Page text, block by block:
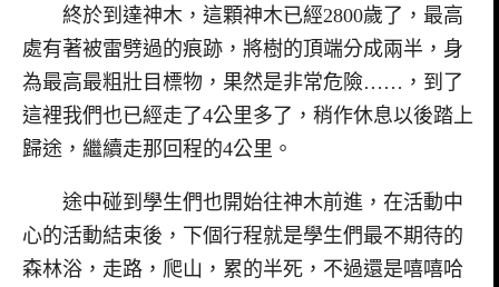
終於到達神木，這顆神木已經2800歲了，最高
處有著被雷劈過的痕跡，將樹的頂端分成兩半，身
為最高最粗壯目標物，果然是非常危險……，到了
這裡我們也已經走了4公里多了，稍作休息以後踏上
歸途，繼續走那回程的4公里。
途中碰到學生們也開始往神木前進，在活動中
心的活動結束後，下個行程就是學生們最不期待的
森林浴，走路，爬山，累的半死，不過還是嘻嘻哈